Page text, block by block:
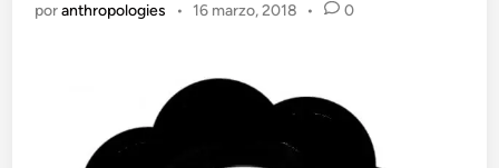
poranthropologies • 16 marzo, 2018 • 0